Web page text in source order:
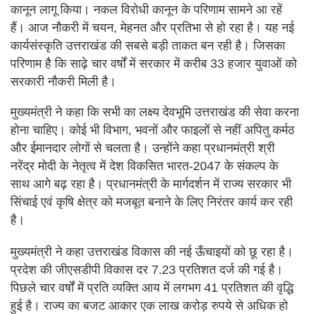
कानून लागू किया। नकल विरोधी कानून के परिणाम सामने आ रहें
हैं। आज नौकरी में चयन, मेहनत और प्रतिभा से हो रहा है। यह नई
कार्यसंस्कृति उत्तराखंड की सबसे बड़ी ताकत बन रही है। जिसका
परिणाम है कि साढ़े चार वर्षों में सरकार में करीब 33 हजार युवाओं को
सरकारी नौकरी मिली है।
मुख्यमंत्री ने कहा कि सभी का लक्ष्य देवभूमि उत्तराखंड की सेवा करना
होना चाहिए। कोई भी विभाग, भवनों और फाइलों से नहीं अपितु कर्मठ
और ईमानदार लोगों से चलता है। उन्होंने कहा प्रधानमंत्री श्री
नरेंद्र मोदी के नेतृत्व में देश विकसित भारत-2047 के संकल्प के
साथ आगे बढ़ रहा है। प्रधानमंत्री के मार्गदर्शन में राज्य सरकार भी
सिंचाई एवं कृषि क्षेत्र को मजबूत बनाने के लिए निरंतर कार्य कर रही
है।
मुख्यमंत्री ने कहा उत्तराखंड विकास की नई ऊँचाइयों को छू रहा है।
प्रदेश की जीएसडीपी विकास दर 7.23 प्रतिशत दर्ज की गई है।
पिछले चार वर्षों में प्रति व्यक्ति आय में लगभग 41 प्रतिशत की वृद्धि
हुई है। राज्य का बजट आकार एक लाख करोड़ रुपये से अधिक हो